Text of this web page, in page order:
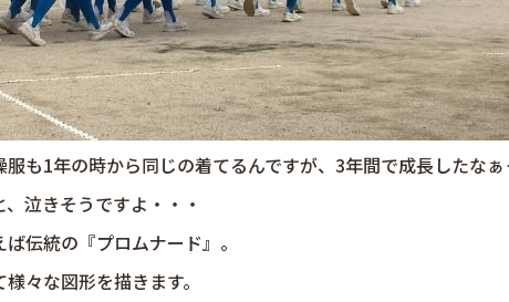
も1年の時から同じの着てるんですが、3年間で成長したなぁ
泣きそうですよ・・・
伝統の『プロムナード』。
々な図形を描きます。